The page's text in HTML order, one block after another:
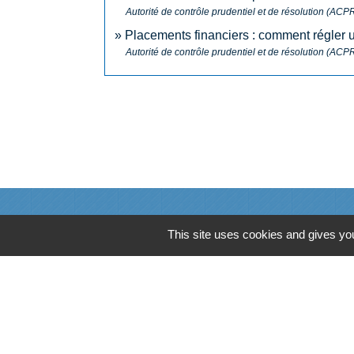
Autorité de contrôle prudentiel et de résolution
Placements financiers : comment régler
Autorité de contrôle prudentiel et de résolution
N° utilesThis site uses cookies and gives